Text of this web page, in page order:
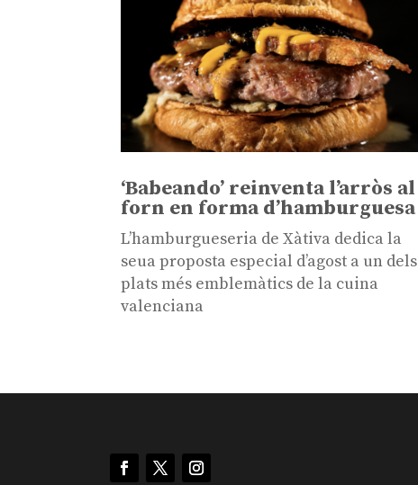
‘Babeando’ reinventa l’arròs al
forn en forma d’hamburguesa
L’hamburgueseria de Xàtiva dedica la
seua proposta especial d’agost a un dels
plats més emblemàtics de la cuina
valenciana